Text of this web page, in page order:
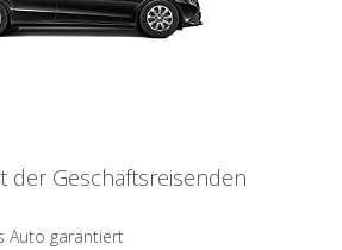
der Geschäftsreisenden
Auto garantiert